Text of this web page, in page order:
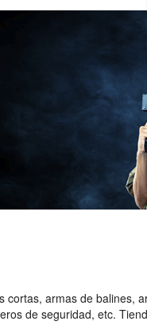
armas de balines,
de seguridad, etc.